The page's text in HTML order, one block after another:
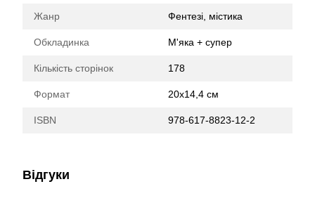
Жанр Фентезі, містика
Обкладинка М'яка + супер
Кількість сторінок 178
Формат 20х14,4 см
ISBN 978-617-8823-12-2
Відгуки